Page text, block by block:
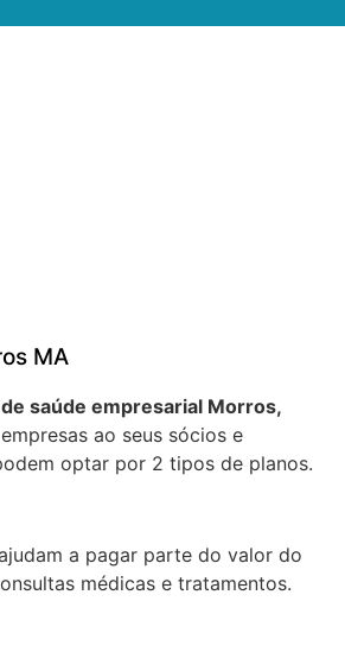
MA
saúde empresarial Morros,
ao seus sócios e
optar por 2 tipos de planos.
a pagar parte do valor do
médicas e tratamentos.